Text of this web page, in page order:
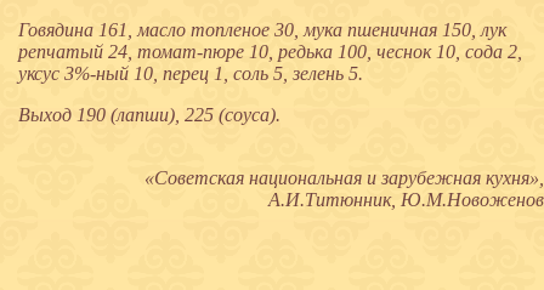
Говядина 161, масло топленое 30, мука пшеничная 150, лук
репчатый 24, томат-пюре 10, редька 100, чеснок 10, сода 2,
уксус 3%-ный 10, перец 1, соль 5, зелень 5.
Выход 190 (лапши), 225 (соуса).
«Советская национальная и зарубежная кухня»,
А.И.Титюнник, Ю.М.Новоженов